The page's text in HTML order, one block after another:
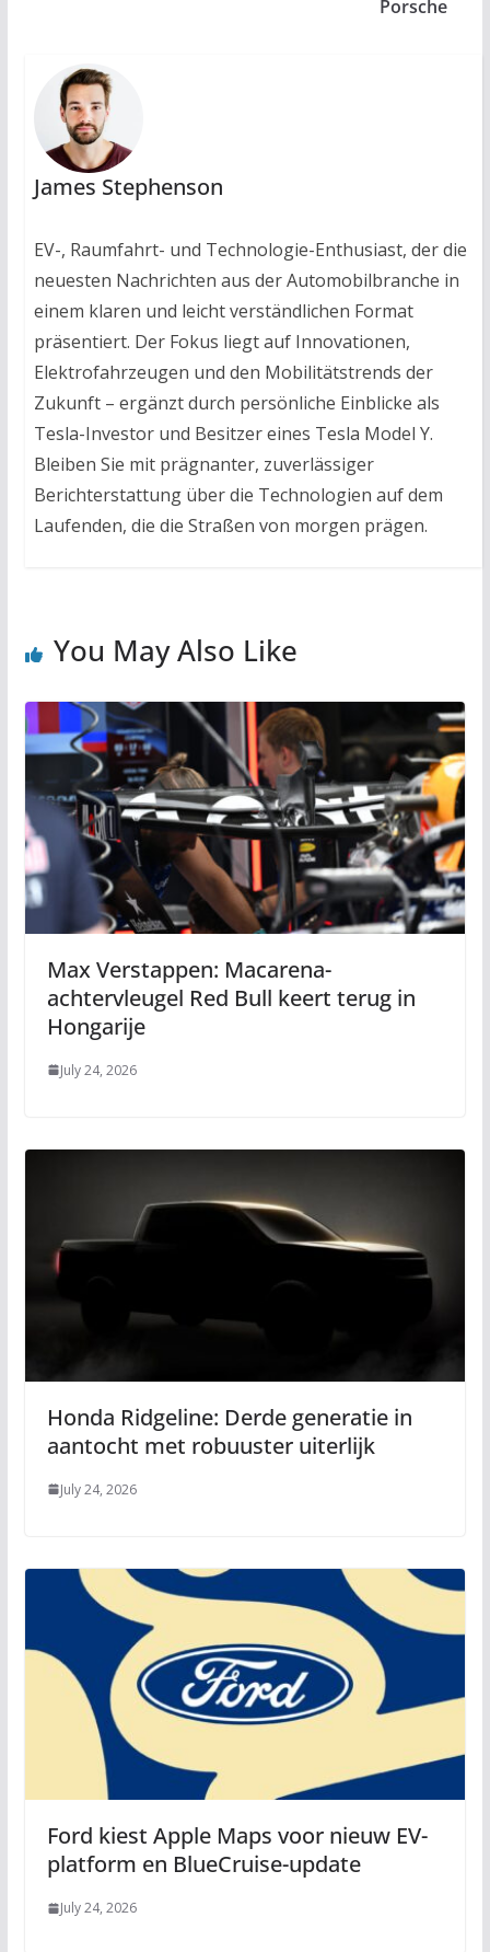
Porsche
James Stephenson
EV-, Raumfahrt- und Technologie-Enthusiast, der die
neuesten Nachrichten aus der Automobilbranche in
einem klaren und leicht verständlichen Format
präsentiert. Der Fokus liegt auf Innovationen,
Elektrofahrzeugen und den Mobilitätstrends der
Zukunft – ergänzt durch persönliche Einblicke als
Tesla-Investor und Besitzer eines Tesla Model Y.
Bleiben Sie mit prägnanter, zuverlässiger
Berichterstattung über die Technologien auf dem
Laufenden, die die Straßen von morgen prägen.
You May Also Like
Max Verstappen: Macarena-
achtervleugel Red Bull keert terug in
Hongarije
July 24, 2026
Honda Ridgeline: Derde generatie in
aantocht met robuuster uiterlijk
July 24, 2026
Ford kiest Apple Maps voor nieuw EV-
platform en BlueCruise-update
July 24, 2026